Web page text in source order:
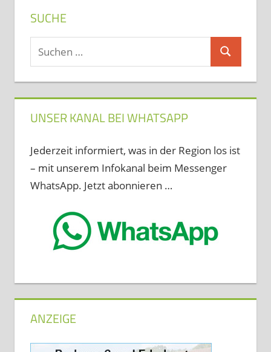
Beiträge
SUCHE
Suchen
nach:
Suchen
UNSER KANAL BEI WHATSAPP
Jederzeit informiert, was in der Region los ist
– mit unserem Infokanal beim Messenger
WhatsApp. Jetzt abonnieren …
ANZEIGE